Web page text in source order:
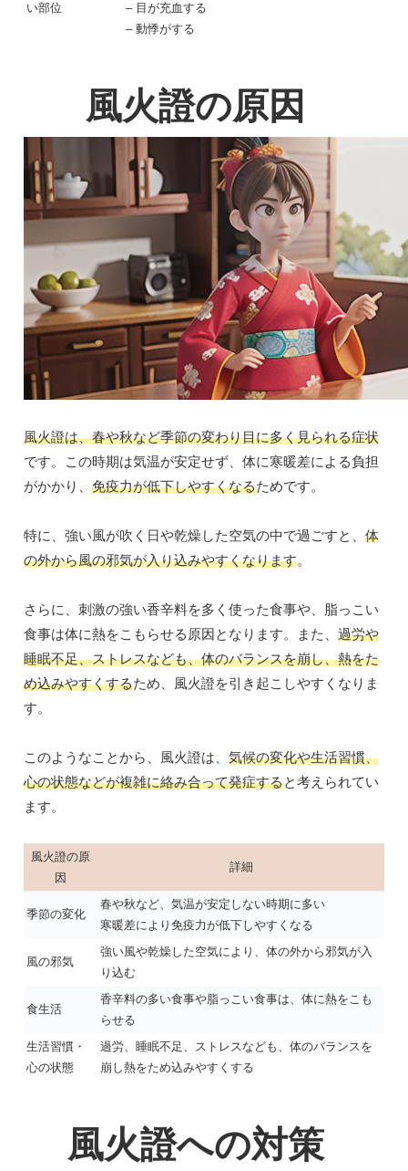
い部位
– 目が充血する
– 動悸がする
風火證の原因
風火證は、春や秋など季節の変わり目に多く見られる症状
です。この時期は気温が安定せず、体に寒暖差による負担
がかかり、 免疫力が低下しやすくなるためです。
特に、強い風が吹く日や乾燥した空気の中で過ごすと、 体
の外から風の邪気が入り込みやすくなります。
さらに、刺激の強い香辛料を多く使った食事や、脂っこい
食事は体に熱をこもらせる原因となります。また、 過労や
睡眠不足、ストレスなども、体のバランスを崩し、熱をた
め込みやすくするため、風火證を引き起こしやすくなりま
す。
このようなことから、風火證は、 気候の変化や生活習慣、
心の状態などが複雑に絡み合って発症すると考えられてい
ます。
風火證の原
因
詳細
季節の変化
春や秋など、気温が安定しない時期に多い
寒暖差により免疫力が低下しやすくなる
風の邪気
強い風や乾燥した空気により、体の外から邪気が入
り込む
食生活
香辛料の多い食事や脂っこい食事は、体に熱をこも
らせる
生活習慣・
心の状態
過労、睡眠不足、ストレスなども、体のバランスを
崩し熱をため込みやすくする
風火證への対策